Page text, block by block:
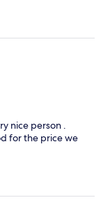
nice person .
for the price we